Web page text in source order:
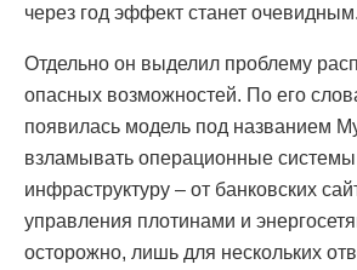
через год эффект станет очевидным.
Отдельно он выделил проблему
опасных возможностей. По его
появилась модель под названием
взламывать операционные
инфраструктуру – от банковских
управления плотинами и
осторожно, лишь для нескольких